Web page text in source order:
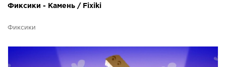
Фиксики - Камень / Fixiki
Фиксики